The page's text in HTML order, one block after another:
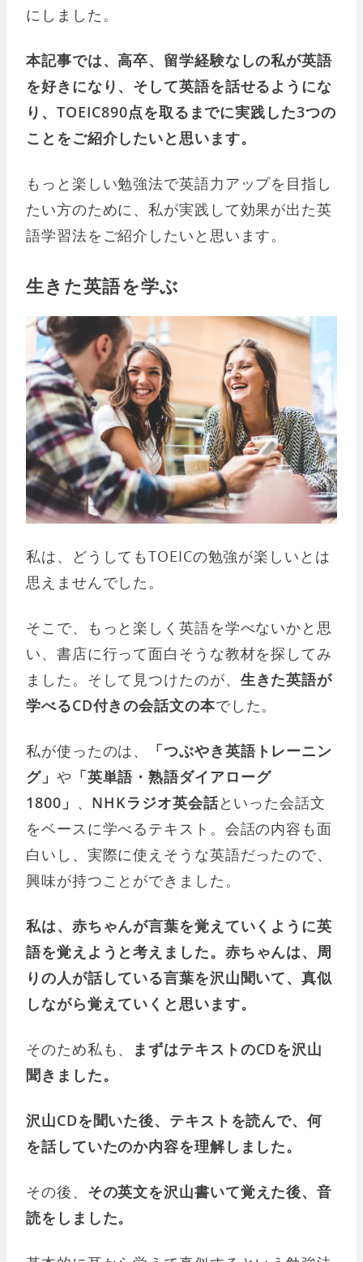
にしました。
本記事では、高卒、留学経験なしの私が英語
を好きになり、そして英語を話せるようにな
り、TOEIC890点を取るまでに実践した3つの
ことをご紹介したいと思います。
もっと楽しい勉強法で英語力アップを目指し
たい方のために、私が実践して効果が出た英
語学習法をご紹介したいと思います。
生きた英語を学ぶ
私は、どうしてもTOEICの勉強が楽しいとは
思えませんでした。
そこで、もっと楽しく英語を学べないかと思
い、書店に行って面白そうな教材を探してみ
ました。そして見つけたのが、 生きた英語が
学べるCD付きの会話文の本でした。
私が使ったのは、
「つぶやき英語トレーニン
グ」 や 「英単語・熟語ダイアローグ
1800」 、 NHKラジオ英会話といった会話文
をベースに学べるテキスト。会話の内容も面
白いし、実際に使えそうな英語だったので、
興味が持つことができました。
私は、赤ちゃんが言葉を覚えていくように英
語を覚えようと考えました。 赤ちゃんは、周
りの人が話している言葉を沢山聞いて、真似
しながら覚えていくと思います。
そのため私も、
まずはテキストのCDを沢山
聞きました。
沢山CDを聞いた後、テキストを読んで、何
を話していたのか内容を理解しました。
その後、 その英文を沢山書いて覚えた後、音
読をしました。